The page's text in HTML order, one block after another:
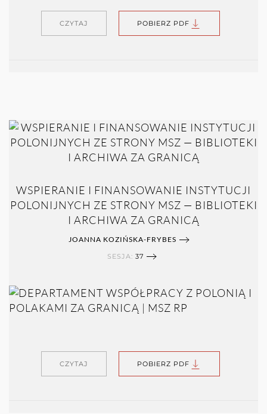
CZYTAJ POBIERZ PDF
WSPIERANIE I FINANSOWANIE INSTYTUCJI
POLONIJNYCH ZE STRONY MSZ — BIBLIOTEKI
I ARCHIWA ZA GRANICĄ
JOANNA KOZIŃSKA-FRYBES
SESJA: 37
CZYTAJ POBIERZ PDF